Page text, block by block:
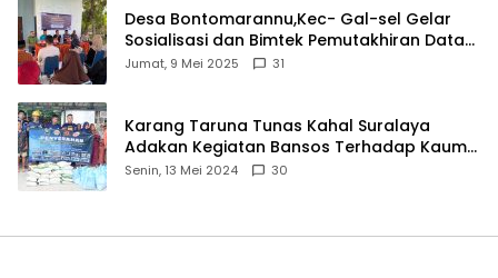
Desa Bontomarannu,Kec- Gal-sel Gelar
Sosialisasi dan Bimtek Pemutakhiran Data
ID
Jumat, 9 Mei 2025 31
Karang Taruna Tunas Kahal Suralaya
Adakan Kegiatan Bansos Terhadap Kaum
Dhuafa dan Anak Yatim-Piatu
Senin, 13 Mei 2024 30